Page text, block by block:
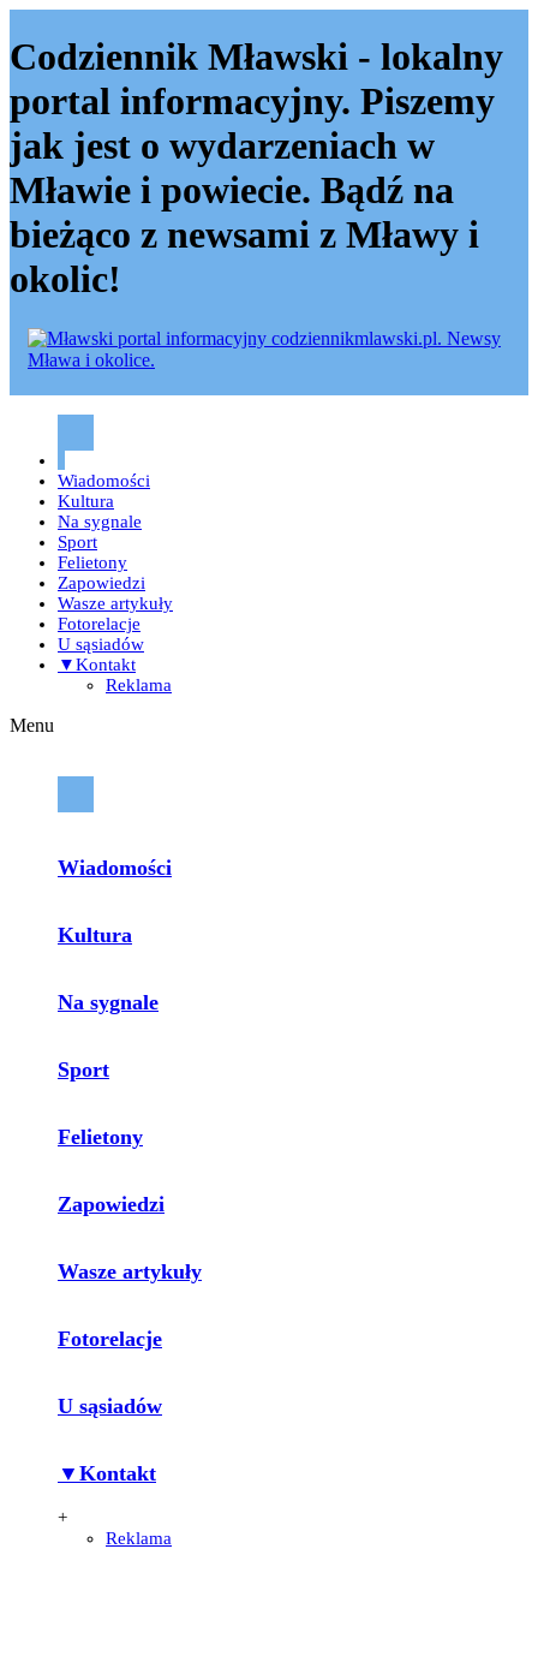
Codziennik Mławski - lokalny
portal informacyjny. Piszemy
jak jest o wydarzeniach w
Mławie i powiecie. Bądź na
bieżąco z newsami z Mławy i
okolic!
Codziennik mławski – Mława
Wiadomości
Kultura
Na sygnale
Sport
Felietony
Zapowiedzi
Wasze artykuły
Fotorelacje
U sąsiadów
▼Kontakt
Reklama
Menu
Wiadomości
Kultura
Na sygnale
Sport
Felietony
Zapowiedzi
Wasze artykuły
Fotorelacje
U sąsiadów
▼Kontakt
+
Reklama